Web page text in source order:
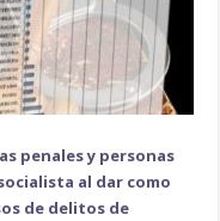
penales y personas
al dar como
de delitos de